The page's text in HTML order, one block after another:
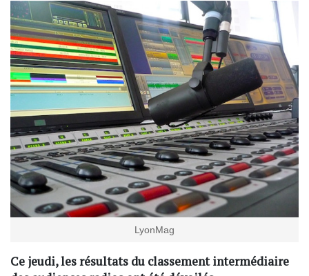
LyonMag
Ce jeudi, les résultats du classement intermédiaire